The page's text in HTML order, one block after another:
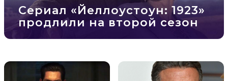
Сериал «Йеллоустоун: 1923»
продлили на второй сезон